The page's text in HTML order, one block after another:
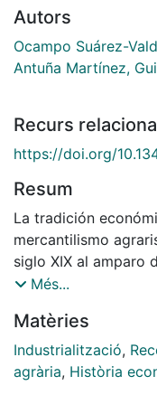
Autors
Ocampo Suárez-
Antuña Martínez,
Recurs
https://doi.org/
Resum
La tradición
mercantilismo
siglo XIX al amparo
relativas al «orden
agrario y la
intereses,
no han de extrañar
Més...
Matèries
Industrialització,
agrària, Història